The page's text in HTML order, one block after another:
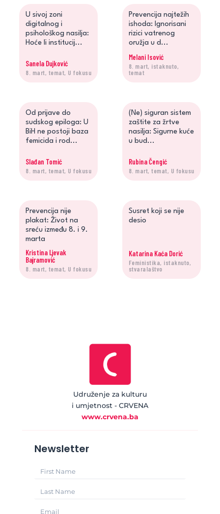
U sivoj zoni
digitalnog i
psihološkog nasilja:
Hoće li institucij...
Sanela Dujković
8. mart, temat, U fokusu
Prevencija najtežih
ishoda: Ignorisani
rizici vatrenog
oružja u d...
Melani Isović
8. mart, istaknuto,
temat
Od prijave do
sudskog epiloga: U
BiH ne postoji baza
femicida i rod...
Slađan Tomić
8. mart, temat, U fokusu
(Ne) siguran sistem
zaštite za žrtve
nasilja: Sigurne kuće
u bud...
Rubina Čengić
8. mart, temat, U fokusu
Prevencija nije
plakat: Život na
sreću između 8. i 9.
marta
Kristina Ljevak
Bajramović
8. mart, temat, U fokusu
Susret koji se nije
desio
Katarina Kaća Dorić
Feministika, istaknuto,
stvaralaštvo
Udruženje za kulturu
i umjetnost - CRVENA
www.crvena.ba
Newsletter